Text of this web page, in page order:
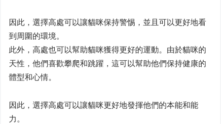
因此，選擇高處可以讓貓咪保持警惕，並且可以更好地看
到周圍的環境。
此外，高處也可以幫助貓咪獲得更好的運動。由於貓咪的
天性，他們喜歡攀爬和跳躍，這可以幫助他們保持健康的
體型和心情。
因此，選擇高處可以讓貓咪更好地發揮他們的本能和能
力。